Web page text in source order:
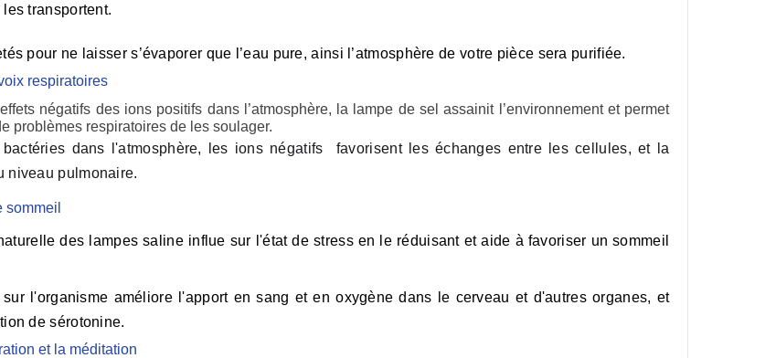
transportent.
pour ne laisser s’évaporer que l’eau pure, ainsi l’atmosphère de votre pièce sera purifiée.
respiratoires
négatifs des ions positifs dans l’atmosphère, la lampe de sel assainit l’environnement et permet
problèmes respiratoires de les soulager.
dans l'atmosphère, les ions négatifs favorisent les échanges entre les cellules, et la
niveau pulmonaire.
sommeil
des lampes saline influe sur l'état de stress en le réduisant et aide à favoriser un sommeil
l'organisme améliore l'apport en sang et en oxygène dans le cerveau et d'autres organes, et
de sérotonine.
et la méditation